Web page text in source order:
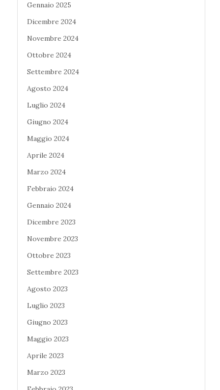
Gennaio 2025
Dicembre 2024
Novembre 2024
Ottobre 2024
Settembre 2024
Agosto 2024
Luglio 2024
Giugno 2024
Maggio 2024
Aprile 2024
Marzo 2024
Febbraio 2024
Gennaio 2024
Dicembre 2023
Novembre 2023
Ottobre 2023
Settembre 2023
Agosto 2023
Luglio 2023
Giugno 2023
Maggio 2023
Aprile 2023
Marzo 2023